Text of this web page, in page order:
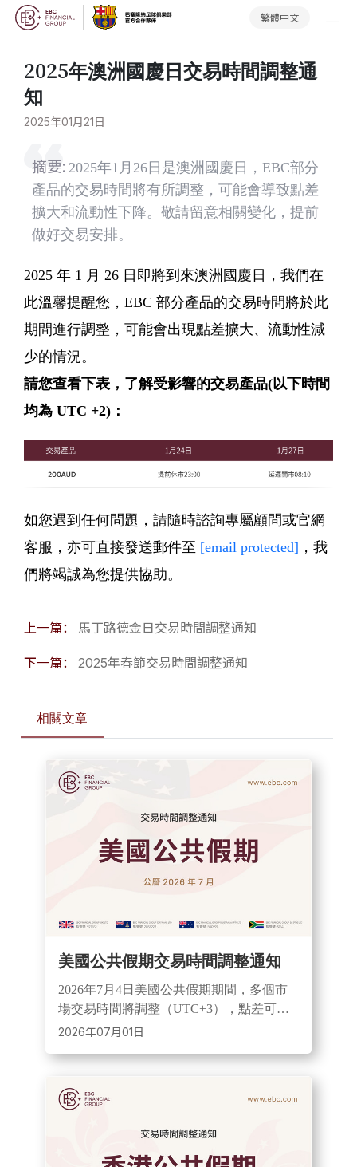
繁體中文
2025年澳洲國慶日交易時間調整通
知
2025年01月21日
摘要: 2025年1月26日是澳洲國慶日，EBC部分
產品的交易時間將有所調整，可能會導致點差
擴大和流動性下降。敬請留意相關變化，提前
做好交易安排。
2025 年 1 月 26 日即將到來澳洲國慶日，我們在
此溫馨提醒您，EBC 部分產品的交易時間將於此
期間進行調整，可能會出現點差擴大、流動性減
少的情況。
請您查看下表，了解受影響的交易產品(以下時間
均為 UTC +2)：
如您遇到任何問題，請隨時諮詢專屬顧問或官網
客服，亦可直接發送郵件至 [email protected] ，我
們將竭誠為您提供協助。
上一篇： 馬丁路德金日交易時間調整通知
下一篇： 2025年春節交易時間調整通知
相關文章
美國公共假期交易時間調整通知
2026年7月4日美國公共假期期間，多個市
場交易時間將調整（UTC+3），點差可能
擴大且流動性下降。投資者需留意市場波
2026年07月01日